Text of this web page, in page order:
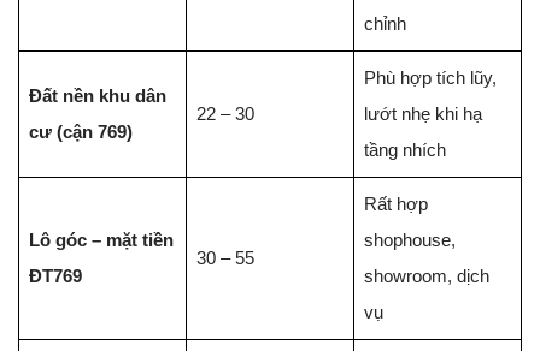
chỉnh
Đất nền khu dân
cư (cận 769)
22 – 30
Phù hợp tích lũy,
lướt nhẹ khi hạ
tầng nhích
Lô góc – mặt tiền
ĐT769
30 – 55
Rất hợp
shophouse,
showroom, dịch
vụ